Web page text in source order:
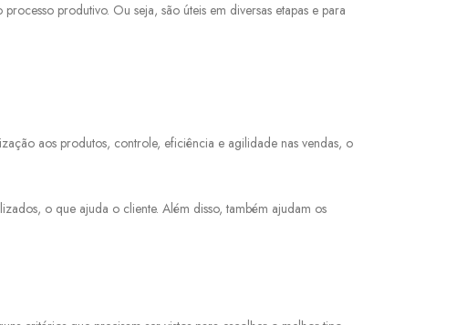
produtivo. Ou seja, são úteis em diversas etapas e para
aos produtos, controle, eficiência e agilidade nas vendas, o
o que ajuda o cliente. Além disso, também ajudam os